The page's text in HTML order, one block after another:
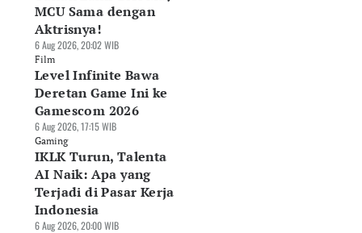
MCU Sama dengan
Aktrisnya!
6 Aug 2026, 20:02 WIB
Film
Level Infinite Bawa
Deretan Game Ini ke
Gamescom 2026
6 Aug 2026, 17:15 WIB
Gaming
IKLK Turun, Talenta
AI Naik: Apa yang
Terjadi di Pasar Kerja
Indonesia
6 Aug 2026, 20:00 WIB